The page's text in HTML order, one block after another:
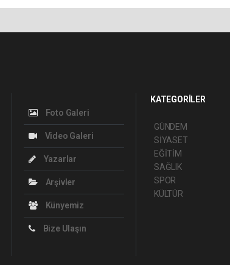
Foto Galeri
Video Galeri
Yazarlar
Arşivler
Künyemiz
Bize Ulaşın
KATEGORİLER
GÜNDEM
SİYASET
EĞİTİM
SAĞLIK
SPOR
KÜLTÜR